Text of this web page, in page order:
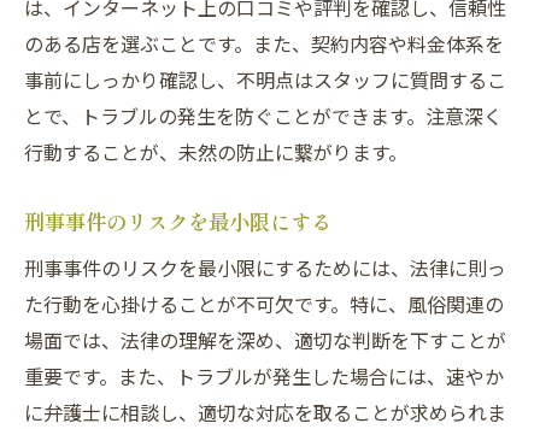
は、インターネット上の口コミや評判を確認し、信頼性
のある店を選ぶことです。また、契約内容や料金体系を
事前にしっかり確認し、不明点はスタッフに質問するこ
とで、トラブルの発生を防ぐことができます。注意深く
行動することが、未然の防止に繋がります。
刑事事件のリスクを最小限にする
刑事事件のリスクを最小限にするためには、法律に則っ
た行動を心掛けることが不可欠です。特に、風俗関連の
場面では、法律の理解を深め、適切な判断を下すことが
重要です。また、トラブルが発生した場合には、速やか
に弁護士に相談し、適切な対応を取ることが求められま